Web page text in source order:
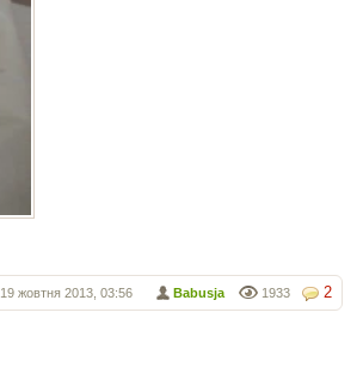
2
1933
Babusja
19 жовтня 2013, 03:56